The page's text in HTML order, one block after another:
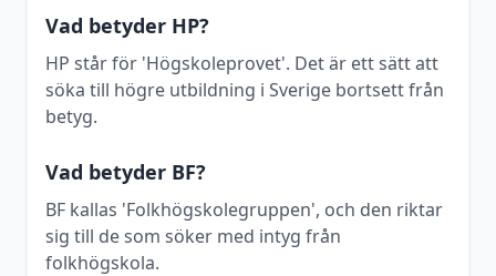
Vad betyder HP?
HP står för 'Högskoleprovet'. Det är ett sätt att
söka till högre utbildning i Sverige bortsett från
betyg.
Vad betyder BF?
BF kallas 'Folkhögskolegruppen', och den riktar
sig till de som söker med intyg från
folkhögskola.